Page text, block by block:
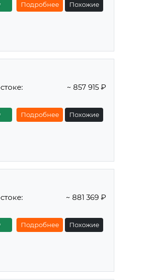
Подробнее Похожие
~ 857 915 ₽
Подробнее Похожие
~ 881 369 ₽
Подробнее Похожие